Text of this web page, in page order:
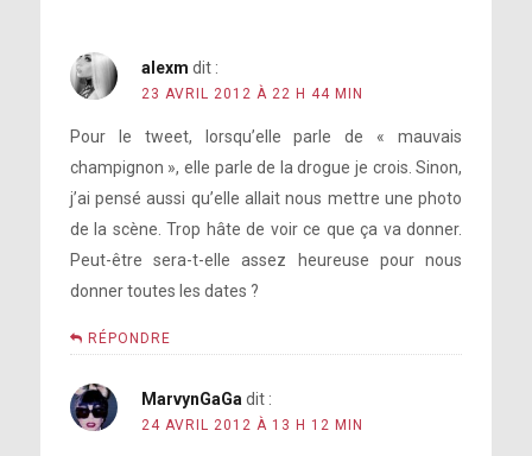
alexm dit :
23 AVRIL 2012 À 22 H 44 MIN
Pour le tweet, lorsqu’elle parle de « mauvais
champignon », elle parle de la drogue je crois. Sinon,
j’ai pensé aussi qu’elle allait nous mettre une photo
de la scène. Trop hâte de voir ce que ça va donner.
Peut-être sera-t-elle assez heureuse pour nous
donner toutes les dates ?
RÉPONDRE
MarvynGaGa dit :
24 AVRIL 2012 À 13 H 12 MIN